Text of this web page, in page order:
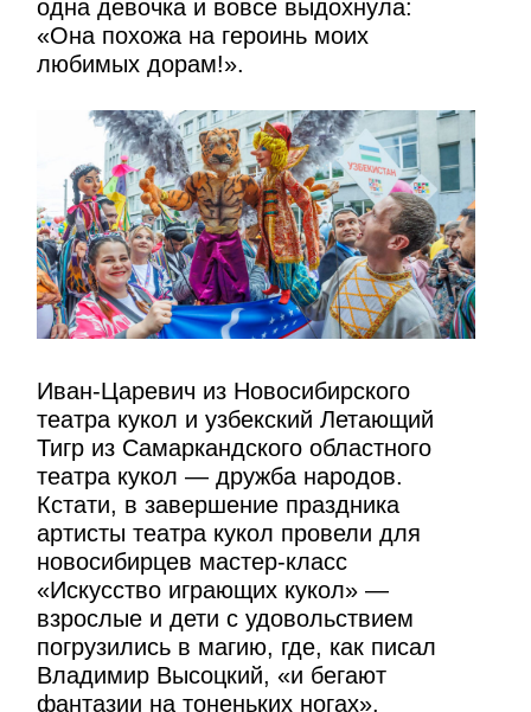
одна девочка и вовсе выдохнула:
«Она похожа на героинь моих
любимых дорам!».
Иван-Царевич из Новосибирского
театра кукол и узбекский Летающий
Тигр из Самаркандского областного
театра кукол — дружба народов.
Кстати, в завершение праздника
артисты театра кукол провели для
новосибирцев мастер-класс
«Искусство играющих кукол» —
взрослые и дети с удовольствием
погрузились в магию, где, как писал
Владимир Высоцкий, «и бегают
фантазии на тоненьких ногах».